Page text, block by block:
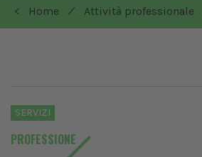
< Home
/ Attività professionale
SERVIZI
PROFESSIONE